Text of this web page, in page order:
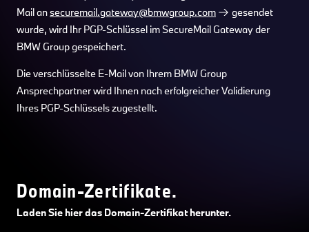
Mail ansecuremail.gateway@bmwgroup.com
gesendet
wurde, wird Ihr PGP-Schlüssel im SecureMail Gateway der
BMW Group gespeichert.
Die verschlüsselte E-Mail von Ihrem BMW Group
Ansprechpartner wird Ihnen nach erfolgreicher Validierung
Ihres PGP-Schlüssels zugestellt.
Domain-Zertifikate.
Laden Sie hier das Domain-Zertifikat herunter.